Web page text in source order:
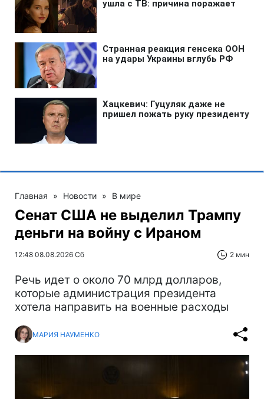
Главная » Новости » В мире
Сенат США не выделил Трампу
деньги на войну с Ираном
12:48 08.08.2026 Сб 2 мин
Речь идет о около 70 млрд долларов,
которые администрация президента
хотела направить на военные расходы
МАРИЯ НАУМЕНКО